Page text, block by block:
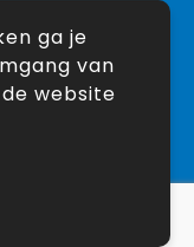
2026
ga je
van
website